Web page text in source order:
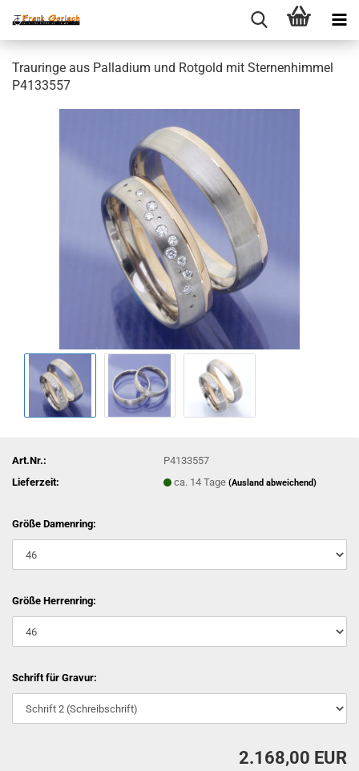
Trauringe aus Palladium und Rotgold mit Sternenhimmel
P4133557
Art.Nr.:
P4133557
Lieferzeit:
ca. 14 Tage(Ausland abweichend)
Größe Damenring:
Größe Herrenring:
Schrift für Gravur:
2.168,00 EUR